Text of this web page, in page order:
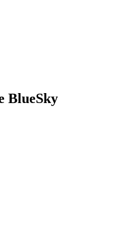
BlueSky